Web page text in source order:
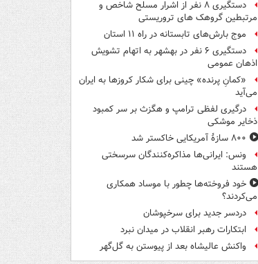
دستگیری ۸ نفر از اشرار مسلح شاخص و
مرتبطین گروهک های تروریستی
موج بارش‌های تابستانه در راه ۱۱ استان
دستگیری ۶ نفر در بهشهر به اتهام تشویش
اذهان عمومی
«کمانِ پرنده» چینی برای شکار کروزها به ایران
می‌آید
درگیری لفظی ترامپ و هگزث بر سر کمبود
ذخایر موشکی
۸۰۰ سازۀ آمریکایی خاکستر شد
ونس: ایرانی‌ها مذاکره‌کنندگان سرسختی
هستند
خود فروخته‌ها چطور با موساد همکاری
می‌کردند؟
دردسر جدید برای سرخپوشان
ابتکارات رهبر انقلاب در میدان نبرد
واکنش عالیشاه بعد از پیوستن به گل‌گهر